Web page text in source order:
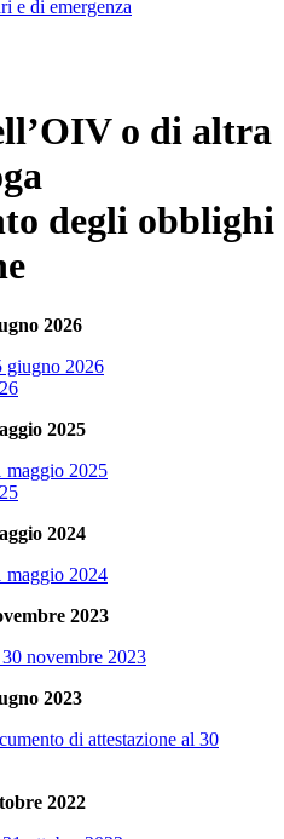
e di emergenza
o di altra
degli obblighi
2026
giugno 2026
2025
maggio 2025
2024
maggio 2024
2023
novembre 2023
2023
di attestazione al 30
2022